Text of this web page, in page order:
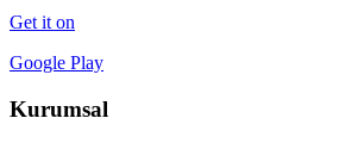
Get it on
Google Play
Kurumsal